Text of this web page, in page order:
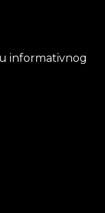
informativnog